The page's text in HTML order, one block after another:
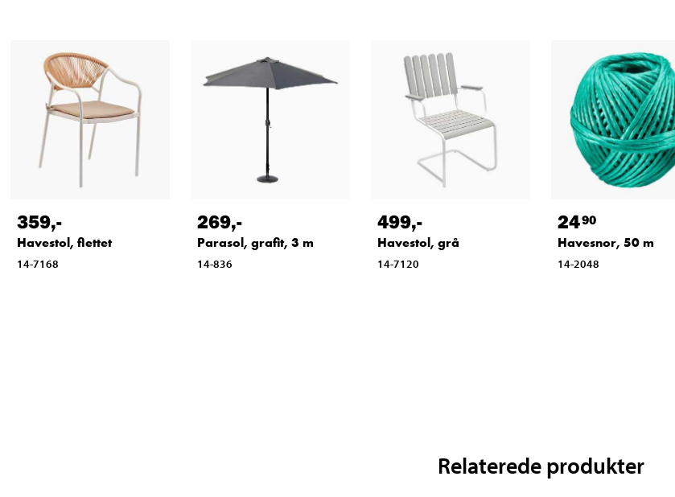
359,-
Havestol, flettet
14-7168
269,-
Parasol, grafit, 3 m
14-836
499,-
Havestol, grå
14-7120
2490
Havesnor, 50 m
14-2048
Relaterede produkter